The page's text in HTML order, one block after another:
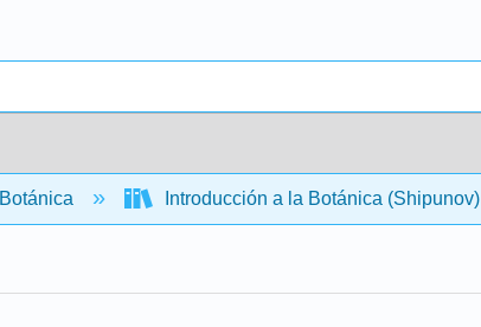
Botánica Introducción a la Botánica (Shipunov)